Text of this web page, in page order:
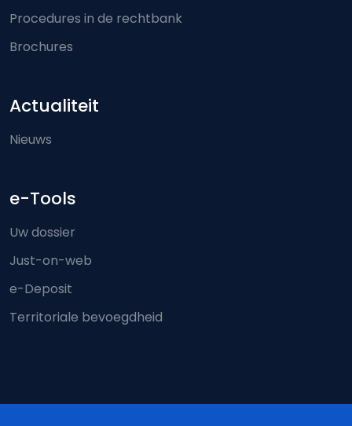
Procedures in de rechtbank
Brochures
Actualiteit
Nieuws
e-Tools
Uw dossier
Just-on-web
e-Deposit
Territoriale bevoegdheid